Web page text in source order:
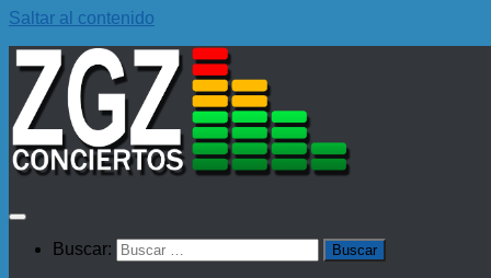
Saltar al contenido
Buscar: